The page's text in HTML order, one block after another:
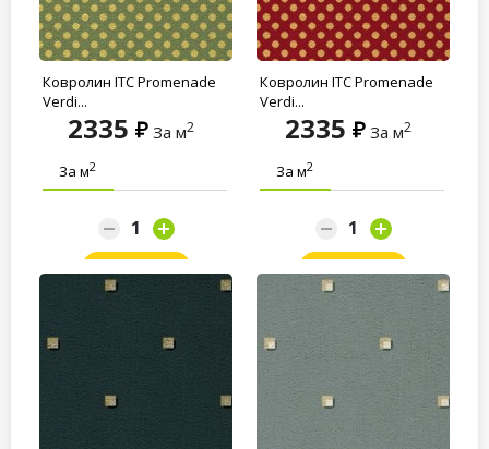
Ковролин ITC Promenade
Verdi...
2335 За м2
За м2
Ковролин ITC Promenade
Verdi...
2335 За м2
За м2